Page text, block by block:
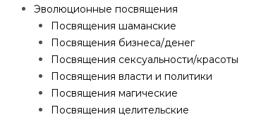
Эволюционные посвящения
Посвящения шаманские
Посвящения бизнеса/денег
Посвящения сексуальности/красоты
Посвящения власти и политики
Посвящения магические
Посвящения целительские